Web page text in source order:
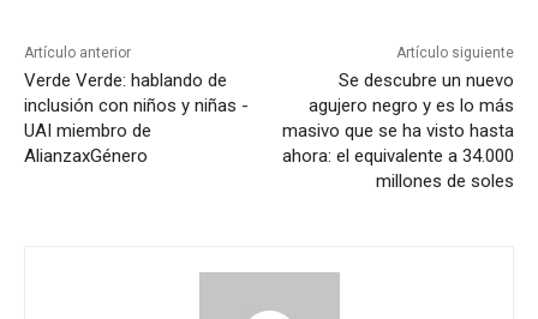
Artículo anterior
Verde Verde: hablando de
inclusión con niños y niñas -
UAI miembro de
AlianzaxGénero
Artículo siguiente
Se descubre un nuevo
agujero negro y es lo más
masivo que se ha visto hasta
ahora: el equivalente a 34.000
millones de soles